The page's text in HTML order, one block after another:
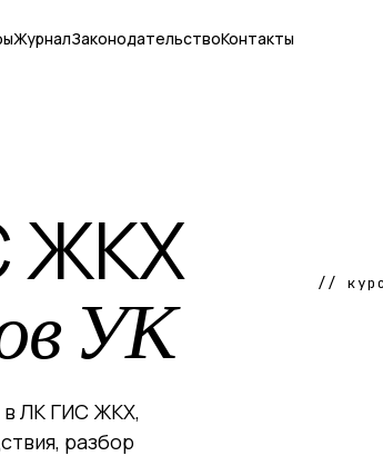
ЖурналЗаконодательствоКонтакты
ЖКХ
УК
в ЛК ГИС ЖКХ,
разбор
//